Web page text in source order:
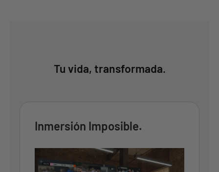
Tu vida, transformada.
Inmersión Imposible.